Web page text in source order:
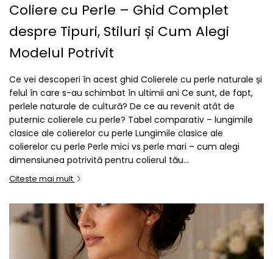
Coliere cu Perle – Ghid Complet
despre Tipuri, Stiluri și Cum Alegi
Modelul Potrivit
Ce vei descoperi în acest ghid Colierele cu perle naturale și
felul în care s-au schimbat în ultimii ani Ce sunt, de fapt,
perlele naturale de cultură? De ce au revenit atât de
puternic colierele cu perle? Tabel comparativ – lungimile
clasice ale colierelor cu perle Lungimile clasice ale
colierelor cu perle Perle mici vs perle mari – cum alegi
dimensiunea potrivită pentru colierul tău...
Citeste mai mult